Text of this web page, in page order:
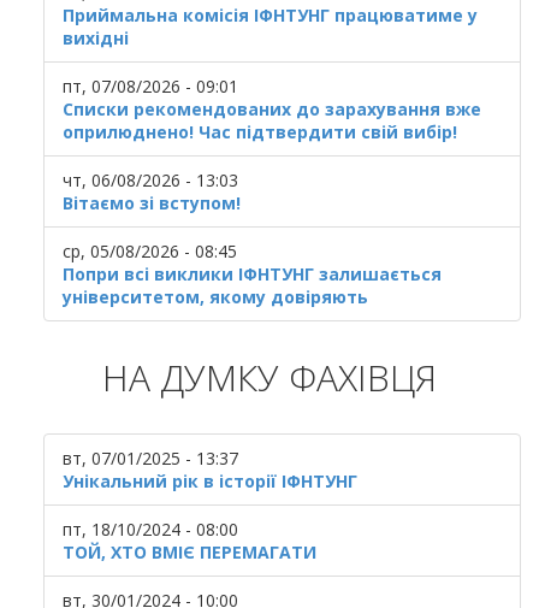
Приймальна комісія ІФНТУНГ працюватиме у
вихідні
пт, 07/08/2026 - 09:01
Списки рекомендованих до зарахування вже
оприлюднено! Час підтвердити свій вибір!
чт, 06/08/2026 - 13:03
Вітаємо зі вступом!
ср, 05/08/2026 - 08:45
Попри всі виклики ІФНТУНГ залишається
університетом, якому довіряють
НА ДУМКУ ФАХІВЦЯ
вт, 07/01/2025 - 13:37
Унікальний рік в історії ІФНТУНГ
пт, 18/10/2024 - 08:00
ТОЙ, ХТО ВМІЄ ПЕРЕМАГАТИ
вт, 30/01/2024 - 10:00